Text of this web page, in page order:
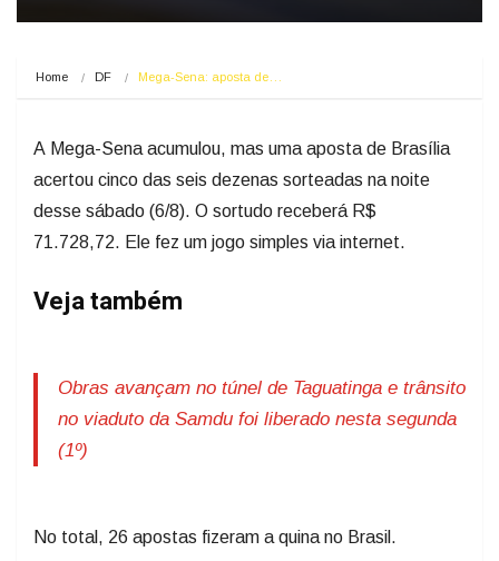
Home DF Mega-Sena: aposta de…
A Mega-Sena acumulou, mas uma aposta de Brasília
acertou cinco das seis dezenas sorteadas na noite
desse sábado (6/8). O sortudo receberá R$
71.728,72. Ele fez um jogo simples via internet.
Veja também
Obras avançam no túnel de Taguatinga e trânsito
no viaduto da Samdu foi liberado nesta segunda
(1º)
No total, 26 apostas fizeram a quina no Brasil.